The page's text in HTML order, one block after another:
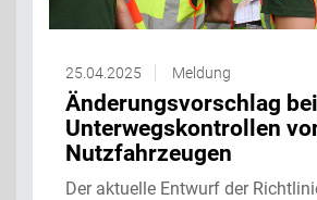
25.04.2025 Meldung
Änderungsvorschlag bei
Unterwegskontrollen
Nutzfahrzeugen
Der aktuelle Entwurf der